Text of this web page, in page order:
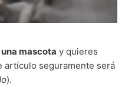
mascota y quieres
artículo seguramente será
).